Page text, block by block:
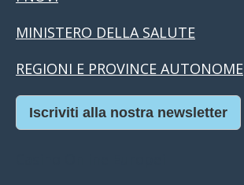
MINISTERO DELLA SALUTE
REGIONI E PROVINCE AUTONOME
Iscriviti alla nostra newsletter